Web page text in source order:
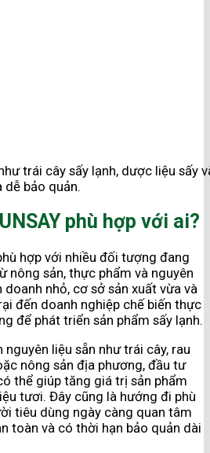
trái cây sấy lạnh, dược liệu sấy
dễ bảo quản.
phù hợp với ai?
hợp với nhiều đối tượng đang
nông sản, thực phẩm và nguyên
nhỏ, cơ sở sản xuất vừa và
đến doanh nghiệp chế biến thực
để phát triển sản phẩm sấy lạnh.
liệu sẵn như trái cây, rau
nông sản địa phương, đầu tư
thể giúp tăng giá trị sản phẩm
tươi. Đây cũng là hướng đi phù
tiêu dùng ngày càng quan tâm
toàn và có thời hạn bảo quản dài